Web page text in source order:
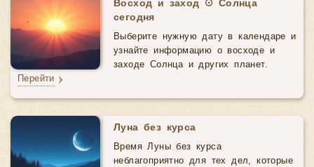
Восход и заход ☉ Солнца
сегодня
Выберите нужную дату в календаре и
узнайте информацию о восходе и
заходе Солнца и других планет.
Перейти
Луна без курса
Время Луны без курса
неблагоприятно для тех дел, которые